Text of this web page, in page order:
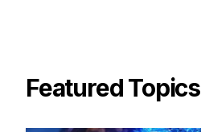
Featured Topics